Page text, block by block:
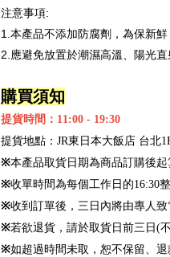
注意事項:
1.本產品不添加防腐劑，為保新鮮
2.應避免放置於潮濕高溫、陽光直
購買須知
提貨時間：11:00 - 19:30
提貨地點：JR東日本大飯店 台北
※本產品取貨日期為商品訂購後起
※收單時間為每個工作日的16:30
※收到訂單後，三日內將由專人致
※若欲退貨，請於取貨日前三日(
※如超過時間未取，恕不保留、